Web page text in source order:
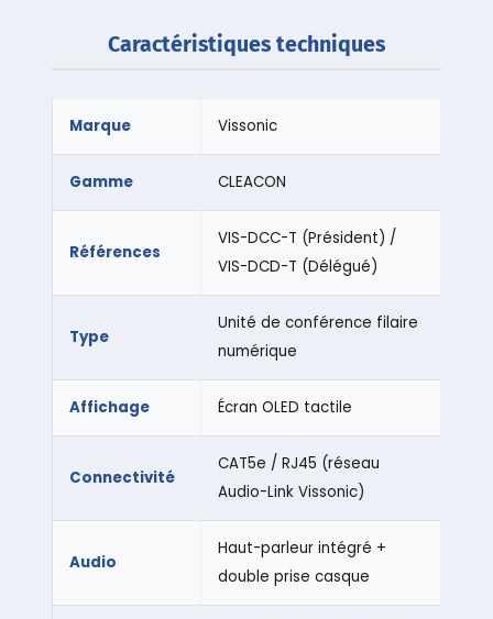
Caractéristiques techniques
Marque Vissonic
Gamme CLEACON
Références
VIS-DCC-T (Président) /
VIS-DCD-T (Délégué)
Type
Unité de conférence filaire
numérique
Affichage Écran OLED tactile
Connectivité
CAT5e / RJ45 (réseau
Audio-Link Vissonic)
Audio
Haut-parleur intégré +
double prise casque